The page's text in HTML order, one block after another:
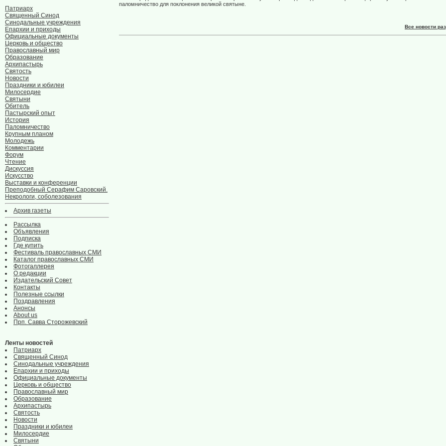
Патриарх
Священный Синод
Синодальные учреждения
Епархии и приходы
Официальные документы
Церковь и общество
Православный мир
Образование
Архипастырь
Святость
Новости
Праздники и юбилеи
Милосердие
Святыни
Обитель
Пастырский опыт
История
Паломничество
Крупным планом
Молодежь
Комментарии
Форум
Чтение
Дискуссия
Искусство
Выставки и конференции
Преподобный Серафим Саровский.
Некрологи, соболезования
Архив газеты
Рассылка
Объявления
Подписка
Где купить
Фестиваль православных СМИ
Каталог православных СМИ
Фотогаллерея
О редакции
Издательский Совет
Контакты
Полезные ссылки
Поздравления
Анонсы
About us
Прп. Савва Сторожевский
Ленты новостей
Патриарх
Священный Синод
Синодальные учреждения
Епархии и приходы
Официальные документы
Церковь и общество
Православный мир
Образование
Архипастырь
Святость
Новости
Праздники и юбилеи
Милосердие
Святыни
паломничество для поклонения великой святыне.
Все новости